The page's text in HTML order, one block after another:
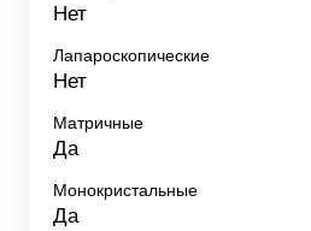
Нет
Лапароскопические
Нет
Матричные
Да
Монокристальные
Да